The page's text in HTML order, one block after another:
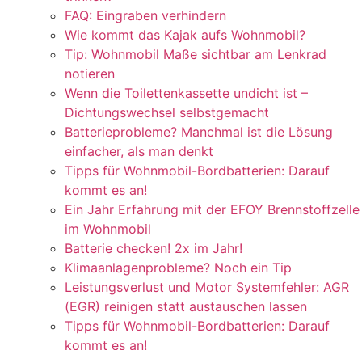
FAQ: Eingraben verhindern
Wie kommt das Kajak aufs Wohnmobil?
Tip: Wohnmobil Maße sichtbar am Lenkrad
notieren
Wenn die Toilettenkassette undicht ist –
Dichtungswechsel selbstgemacht
Batterieprobleme? Manchmal ist die Lösung
einfacher, als man denkt
Tipps für Wohnmobil-Bordbatterien: Darauf
kommt es an!
Ein Jahr Erfahrung mit der EFOY Brennstoffzelle
im Wohnmobil
Batterie checken! 2x im Jahr!
Klimaanlagenprobleme? Noch ein Tip
Leistungsverlust und Motor Systemfehler: AGR
(EGR) reinigen statt austauschen lassen
Tipps für Wohnmobil-Bordbatterien: Darauf
kommt es an!